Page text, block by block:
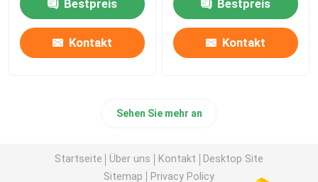
Bestpreis
Kontakt
Bestpreis
Kontakt
Sehen Sie mehr an
Startseite Über uns Kontakt
Desktop Site
Sitemap
Privacy Policy